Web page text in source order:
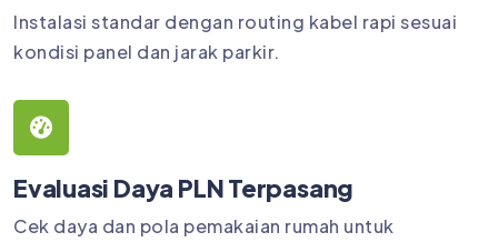
Instalasi standar dengan routing kabel rapi sesuai
kondisi panel dan jarak parkir.
Evaluasi Daya PLN Terpasang
Cek daya dan pola pemakaian rumah untuk